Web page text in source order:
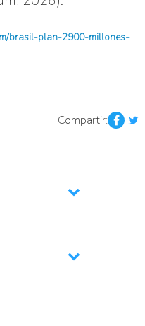
brasil-plan-2900-millones-
Compartir: